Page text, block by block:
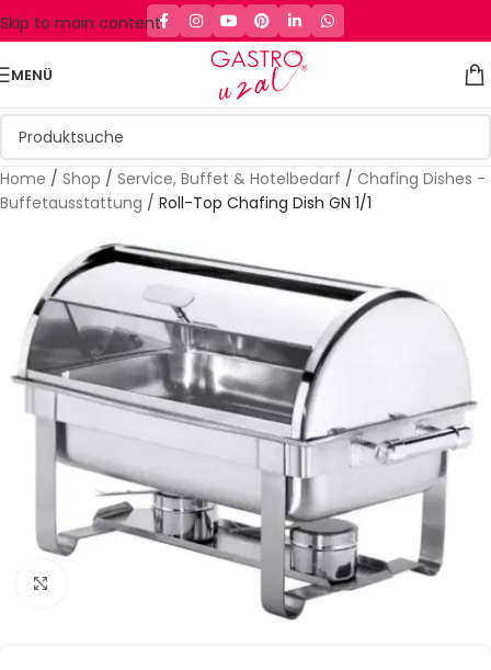
Skip to main content
MENÜ
Home / Shop / Service, Buffet & Hotelbedarf / Chafing Dishes -
Buffetausstattung / Roll-Top Chafing Dish GN 1/1